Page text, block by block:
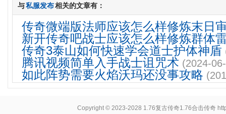
与私服发布相关的文章有：
传奇微端版法师应该怎么样修炼末日
新开传奇吧战士应该怎么样修炼群体
传奇3泰山如何快速学会道士护体神盾
腾讯视频简单入手战士诅咒术 (2024-
如此阵势需要火焰沃玛还没事攻略
Copyright © 2023-2028 1.76复古传奇1.76合击传奇